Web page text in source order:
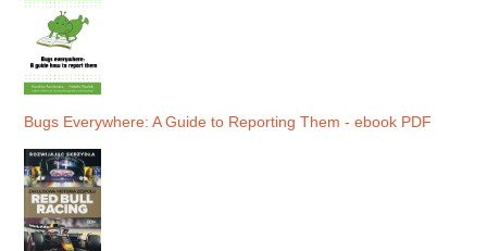
Bugs Everywhere: A Guide to Reporting Them - ebook PDF